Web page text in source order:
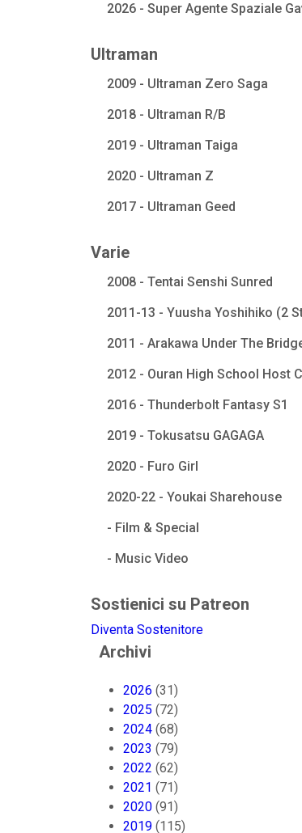
2026 - Super Agente Spaziale
Ultraman
2009 - Ultraman Zero Saga
2018 - Ultraman R/B
2019 - Ultraman Taiga
2020 - Ultraman Z
2017 - Ultraman Geed
Varie
2008 - Tentai Senshi Sunred
2011-13 - Yuusha Yoshihiko (2
2011 - Arakawa Under The
2012 - Ouran High School Host
2016 - Thunderbolt Fantasy S1
2019 - Tokusatsu GAGAGA
2020 - Furo Girl
2020-22 - Youkai Sharehouse
- Film & Special
- Music Video
Sostienici su Patreon
Diventa Sostenitore
Archivi
2026 (31)
2025 (72)
2024 (68)
2023 (79)
2022 (62)
2021 (71)
2020 (91)
2019 (115)